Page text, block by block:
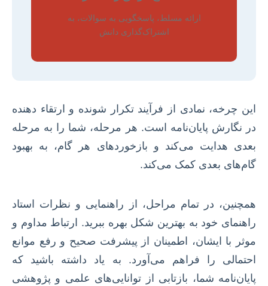
ارائه مسلط، پاسخگویی به سوالات، به
اشتراک‌گذاری دانش
این چرخه، نمادی از فرآیند تکرار شونده و ارتقاء دهنده
در نگارش پایان‌نامه است. هر مرحله، شما را به مرحله
بعدی هدایت می‌کند و بازخوردهای هر گام، به بهبود
گام‌های بعدی کمک می‌کند.
همچنین، در تمام مراحل، از راهنمایی و نظرات استاد
راهنمای خود به بهترین شکل بهره ببرید. ارتباط مداوم و
موثر با ایشان، اطمینان از پیشرفت صحیح و رفع موانع
احتمالی را فراهم می‌آورد. به یاد داشته باشید که
پایان‌نامه شما، بازتابی از توانایی‌های علمی و پژوهشی